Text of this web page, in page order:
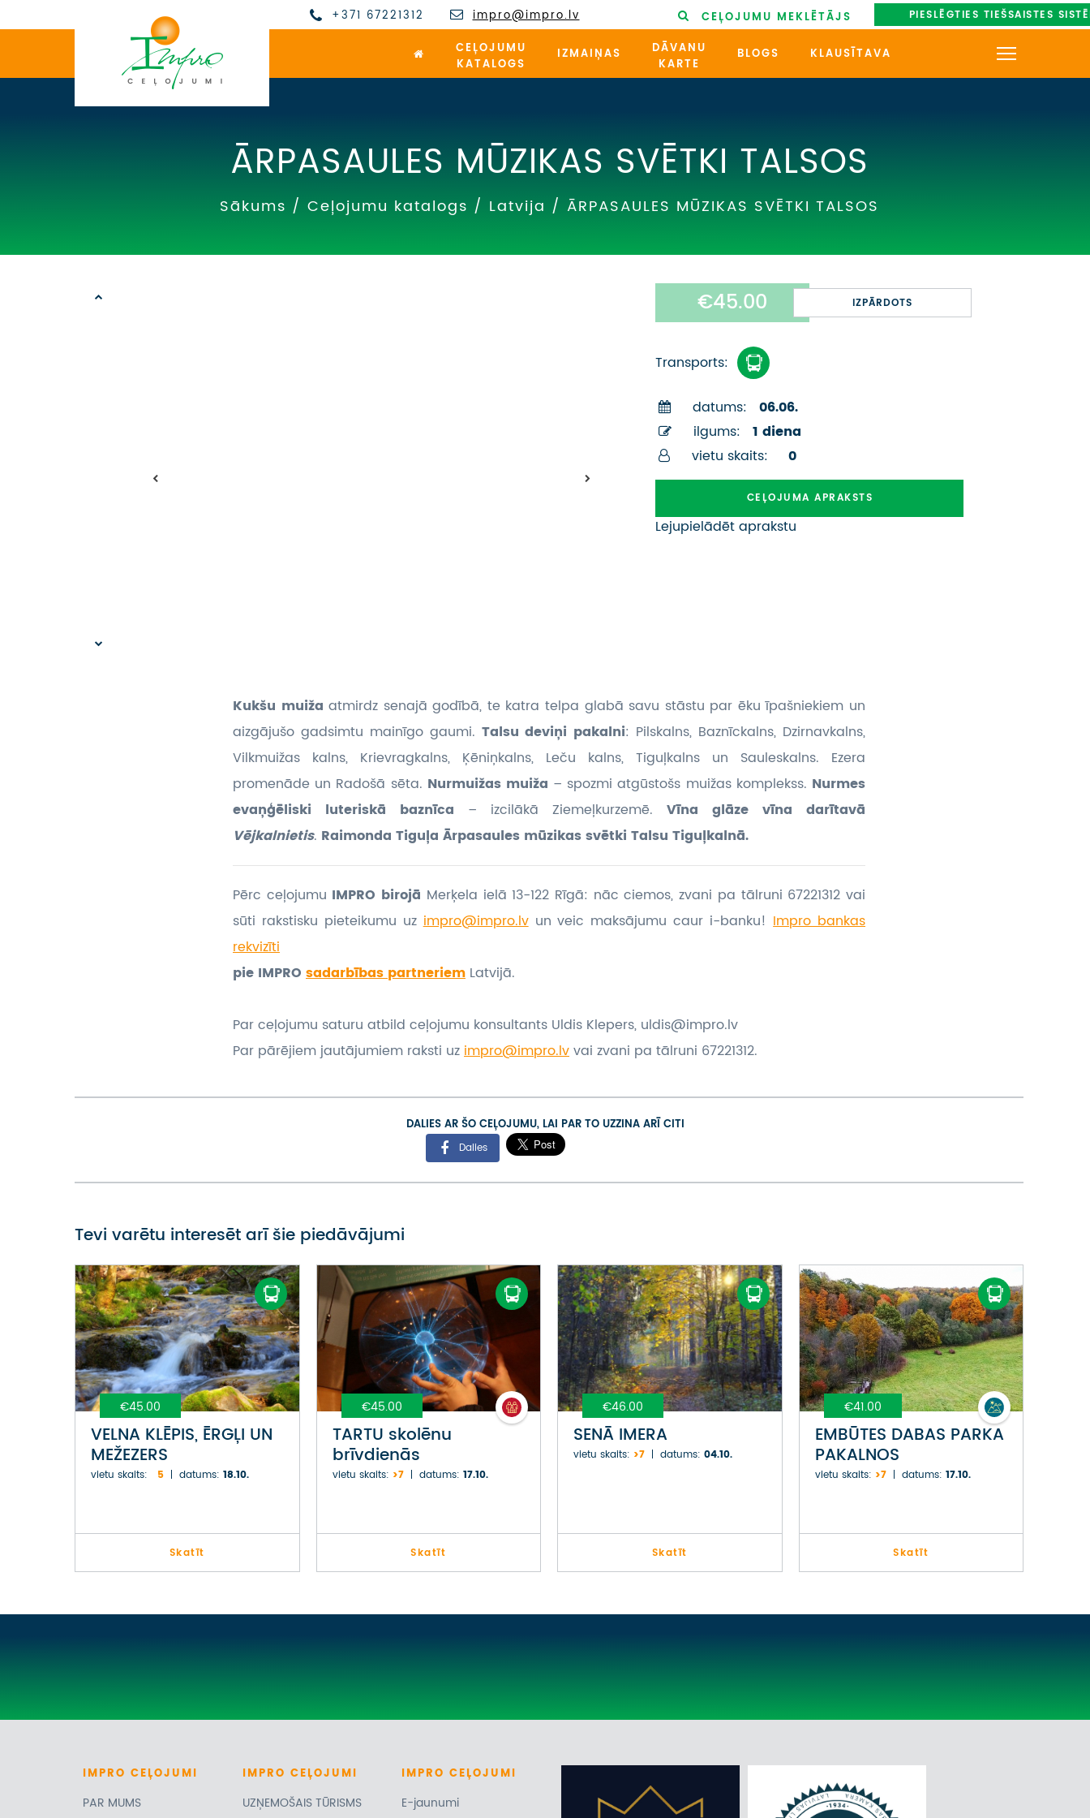
+371 67221312 impro@impro.lv CEĻOJUMU MEKLĒTĀJS PIESLĒGTIES TIEŠSAISTES
CEĻOJUMU
KATALOGS
IZMAIŅAS
DĀVANU
KARTE
BLOGS KLAUSĪTAVA
PIRMSLĪGUMA INFORMĀCIJA,
KLIENTA LĪGUMS,
ĀRPASAULES MŪZIKAS SVĒTKI TALSOS
Sākums / Ceļojumu katalogs / Latvija / ĀRPASAULES MŪZIKAS SVĒTKI TALSOS
€45.00 IZPĀRDOTS
Transports:
datums:
06.06.
ilgums:
1 diena
vietu skaits:
0
CEĻOJUMA APRAKSTS
Lejupielādēt aprakstu
Kukšu muižaatmirdz senajā godībā, te katra telpa glabā savu stāstu par ēku īpašniekiem un
aizgājušo gadsimtu mainīgo gaumi. Talsu deviņi pakalni: Pilskalns, Baznīckalns, Dzirnavkalns,
Vilkmuižas kalns, Krievragkalns, Ķēniņkalns, Leču kalns, Tiguļkalns un Sauleskalns. Ezera
promenāde un Radošā sēta. Nurmuižas muiža – spozmi atgūstošs muižas komplekss. Nurmes
evaņģēliski luteriskā baznīca – izcilākā Ziemeļkurzemē. Vīna glāze vīna darītavā
Vējkalnietis. Raimonda Tiguļa Ārpasaules mūzikas svētki Talsu Tiguļkalnā.
Pērc ceļojumu IMPRO birojā Merķela ielā 13-122 Rīgā: nāc ciemos, zvani pa tālruni 67221312 vai
sūti rakstisku pieteikumu uzimpro@impro.lvun veic maksājumu caur i-banku!Impro bankas
rekvizīti
pie IMPRO sadarbības partneriem Latvijā.
Par ceļojumu saturu atbild ceļojumu konsultants Uldis Klepers, uldis@impro.lv
Par pārējiem jautājumiem raksti uzimpro@impro.lvvai zvani pa tālruni 67221312.
DALIES AR ŠO CEĻOJUMU, LAI PAR TO UZZINA ARĪ CITI
Dalies
Tevi varētu interesēt arī šie piedāvājumi
€45.00
VELNA KLĒPIS, ĒRGĻI UN
MEŽEZERS
vietu skaits: 5 datums: 18.10.
Skatīt
€45.00
TARTU skolēnu
brīvdienās
vietu skaits: >7 datums: 17.10.
Skatīt
€46.00
SENĀ IMERA
vietu skaits: >7 datums: 04.10.
Skatīt
€41.00
EMBŪTES DABAS PARKA
PAKALNOS
vietu skaits: >7 datums: 17.10.
Skatīt
IMPRO CEĻOJUMI
PAR MUMS
IMPRO CEĻOJUMI
UZŅEMOŠAIS TŪRISMS
IMPROCEĻOJUMI
E-jaunumi